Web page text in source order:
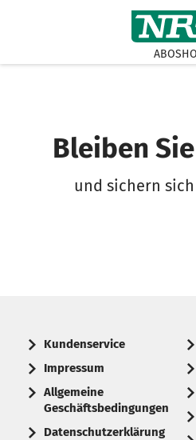
Bleiben
und sichern
Kundenservice
Impressum
Allgemeine
Geschäftsbedingungen
Datenschutzerklärung